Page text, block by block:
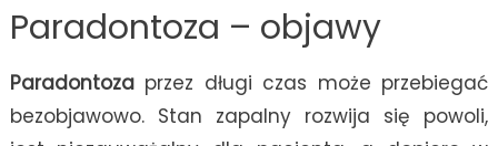
Paradontoza – objawy
Paradontoza przez długi czas może przebiegać
bezobjawowo. Stan zapalny rozwija się powoli,